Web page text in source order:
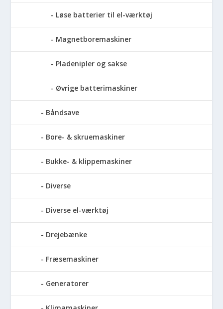
Løse batterier til el-værktøj
Magnetboremaskiner
Pladenipler og sakse
Øvrige batterimaskiner
Båndsave
Bore- & skruemaskiner
Bukke- & klippemaskiner
Diverse
Diverse el-værktøj
Drejebænke
Fræsemaskiner
Generatorer